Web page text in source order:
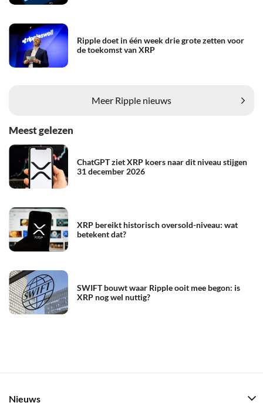
Ripple doet in één week drie grote zetten voor
de toekomst van XRP
Meer Ripple nieuws
Meest gelezen
ChatGPT ziet XRP koers naar dit niveau stijgen
31 december 2026
XRP bereikt historisch oversold-niveau: wat
betekent dat?
SWIFT bouwt waar Ripple ooit mee begon: is
XRP nog wel nuttig?
Nieuws